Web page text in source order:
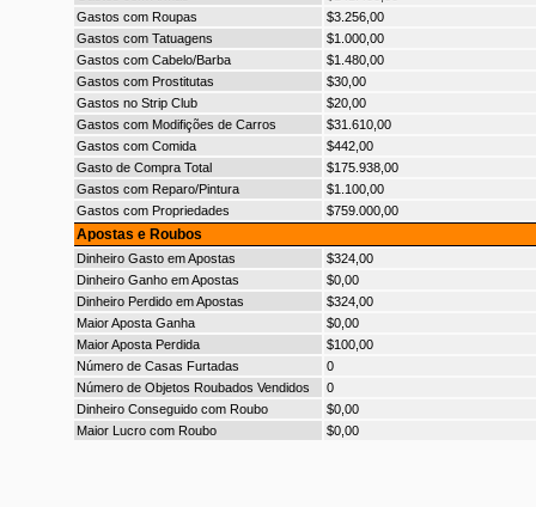
Gastos com Roupas
$3.256,00
Gastos com Tatuagens
$1.000,00
Gastos com Cabelo/Barba
$1.480,00
Gastos com Prostitutas
$30,00
Gastos no Strip Club
$20,00
Gastos com Modifições de Carros
$31.610,00
Gastos com Comida
$442,00
Gasto de Compra Total
$175.938,00
Gastos com Reparo/Pintura
$1.100,00
Gastos com Propriedades
$759.000,00
Apostas e Roubos
Dinheiro Gasto em Apostas
$324,00
Dinheiro Ganho em Apostas
$0,00
Dinheiro Perdido em Apostas
$324,00
Maior Aposta Ganha
$0,00
Maior Aposta Perdida
$100,00
Número de Casas Furtadas
0
Número de Objetos Roubados Vendidos
0
Dinheiro Conseguido com Roubo
$0,00
Maior Lucro com Roubo
$0,00